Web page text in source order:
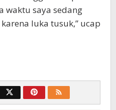
waktu saya sedang
luka tusuk,” ucap